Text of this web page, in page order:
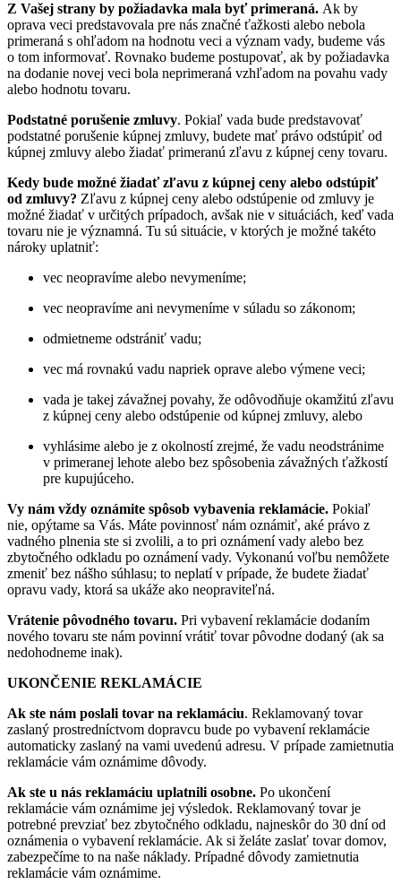
Z Vašej strany by požiadavka mala byť primeraná. Ak by
oprava veci predstavovala pre nás značné ťažkosti alebo nebola
primeraná s ohľadom na hodnotu veci a význam vady, budeme vás
o tom informovať. Rovnako budeme postupovať, ak by požiadavka
na dodanie novej veci bola neprimeraná vzhľadom na povahu vady
alebo hodnotu tovaru.
Podstatné porušenie zmluvy. Pokiaľ vada bude predstavovať
podstatné porušenie kúpnej zmluvy, budete mať právo odstúpiť od
kúpnej zmluvy alebo žiadať primeranú zľavu z kúpnej ceny tovaru.
Kedy bude možné žiadať zľavu z kúpnej ceny alebo odstúpiť
od zmluvy? Zľavu z kúpnej ceny alebo odstúpenie od zmluvy je
možné žiadať v určitých prípadoch, avšak nie v situáciách, keď vada
tovaru nie je významná. Tu sú situácie, v ktorých je možné takéto
nároky uplatniť:
vec neopravíme alebo nevymeníme;
vec neopravíme ani nevymeníme v súladu so zákonom;
odmietneme odstrániť vadu;
vec má rovnakú vadu napriek oprave alebo výmene veci;
vada je takej závažnej povahy, že odôvodňuje okamžitú zľavu
z kúpnej ceny alebo odstúpenie od kúpnej zmluvy, alebo
vyhlásime alebo je z okolností zrejmé, že vadu neodstránime
v primeranej lehote alebo bez spôsobenia závažných ťažkostí
pre kupujúceho.
Vy nám vždy oznámite spôsob vybavenia reklamácie. Pokiaľ
nie, opýtame sa Vás. Máte povinnosť nám oznámiť, aké právo z
vadného plnenia ste si zvolili, a to pri oznámení vady alebo bez
zbytočného odkladu po oznámení vady. Vykonanú voľbu nemôžete
zmeniť bez nášho súhlasu; to neplatí v prípade, že budete žiadať
opravu vady, ktorá sa ukáže ako neopraviteľná.
Vrátenie pôvodného tovaru. Pri vybavení reklamácie dodaním
nového tovaru ste nám povinní vrátiť tovar pôvodne dodaný (ak sa
nedohodneme inak).
UKONČENIE REKLAMÁCIE
Ak ste nám poslali tovar na reklamáciu. Reklamovaný tovar
zaslaný prostredníctvom dopravcu bude po vybavení reklamácie
automaticky zaslaný na vami uvedenú adresu. V prípade zamietnutia
reklamácie vám oznámime dôvody.
Ak ste u nás reklamáciu uplatnili osobne. Po ukončení
reklamácie vám oznámime jej výsledok. Reklamovaný tovar je
potrebné prevziať bez zbytočného odkladu, najneskôr do 30 dní od
oznámenia o vybavení reklamácie. Ak si želáte zaslať tovar domov,
zabezpečíme to na naše náklady. Prípadné dôvody zamietnutia
reklamácie vám oznámime.